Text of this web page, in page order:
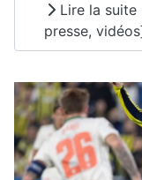
Lire la suite
presse,